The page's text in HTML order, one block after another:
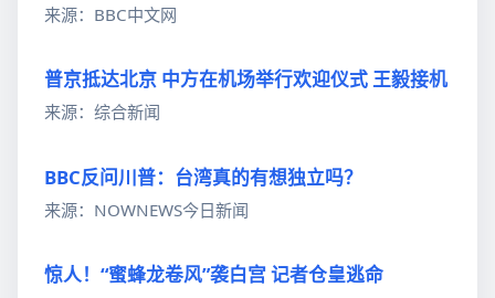
来源：BBC中文网
普京抵达北京 中方在机场举行欢迎仪式 王毅接机
来源：综合新闻
BBC反问川普：台湾真的有想独立吗？
来源：NOWNEWS今日新闻
惊人！“蜜蜂龙卷风”袭白宫 记者仓皇逃命